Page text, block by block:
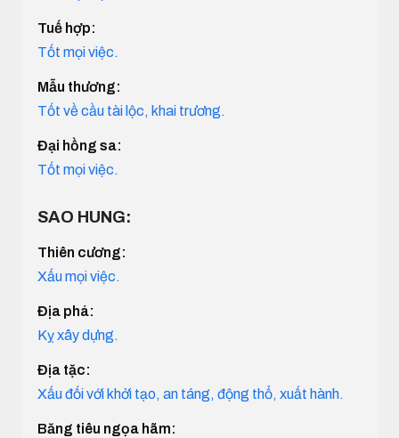
Tuế hợp:
Tốt mọi việc.
Mẫu thương:
Tốt về cầu tài lộc, khai trương.
Đại hồng sa:
Tốt mọi việc.
SAO HUNG:
Thiên cương:
Xấu mọi việc.
Địa phá:
Kỵ xây dựng.
Địa tặc:
Xấu đối với khởi tạo, an táng, động thổ, xuất hành.
Băng tiêu ngọa hãm: